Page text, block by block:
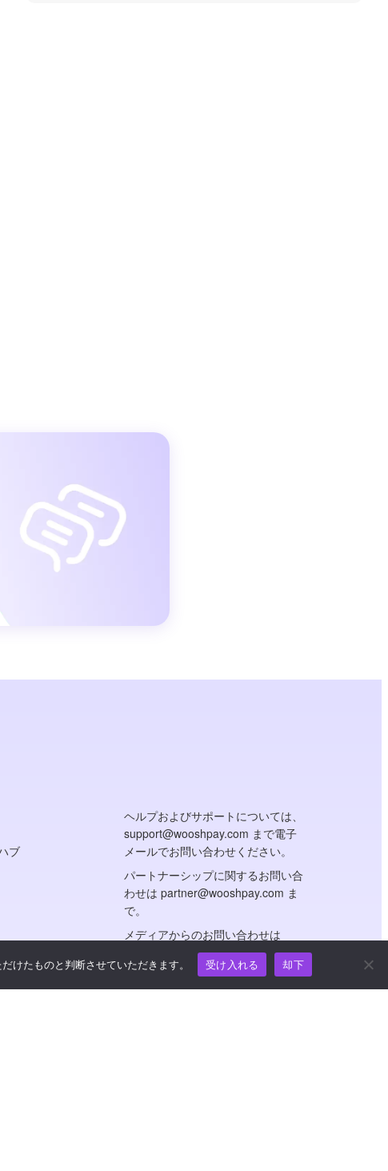
ブ
ヘルプおよびサポートについては、
support@wooshpay.com まで電子
メールでお問い合わせください。
パートナーシップに関するお問い合
わせは partner@wooshpay.com ま
で。
メディアからのお問い合わせは
media@wooshpay.com まで。
けたものと判断させていただきます。 受け入れる 却下